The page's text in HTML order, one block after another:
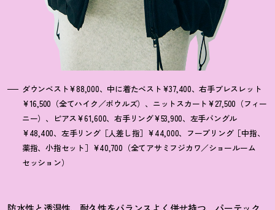
ダウンベスト¥88,000、中に着たベスト¥37,400、右手ブレスレット
¥16,500（全てハイク／ボウルズ）、ニットスカート¥27,500（フィー
ニー）、ピアス¥61,600、右手リング¥53,900、左手バングル
¥48,400、左手リング［人差し指］¥44,000、フープリング［中指、
薬指、小指セット］¥40,700（全てアサミフジカワ／ショールーム
セッション）